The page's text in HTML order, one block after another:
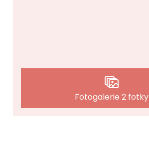
Fotogalerie 2 fotky